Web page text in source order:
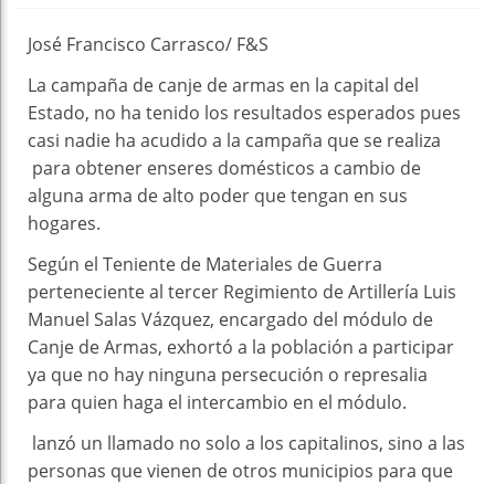
José Francisco Carrasco/ F&S
La campaña de canje de armas en la capital del
Estado, no ha tenido los resultados esperados pues
casi nadie ha acudido a la campaña que se realiza
para obtener enseres domésticos a cambio de
alguna arma de alto poder que tengan en sus
hogares.
Según el Teniente de Materiales de Guerra
perteneciente al tercer Regimiento de Artillería Luis
Manuel Salas Vázquez, encargado del módulo de
Canje de Armas, exhortó a la población a participar
ya que no hay ninguna persecución o represalia
para quien haga el intercambio en el módulo.
lanzó un llamado no solo a los capitalinos, sino a las
personas que vienen de otros municipios para que